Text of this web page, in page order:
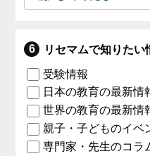
リセマムで知りたい
受験情報
日本の教育の最新情
世界の教育の最新情
親子・子どものイベ
専門家・先生のコラ